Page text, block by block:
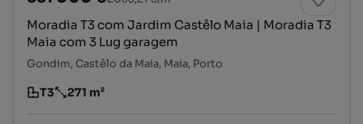
Moradia T3 com Jardim Castêlo Maia | Moradia T3
Maia com 3 Lug garagem
Gondim, Castêlo da Maia, Maia, Porto
Tipologia
T3
Preço por metro quadrado
271 m²